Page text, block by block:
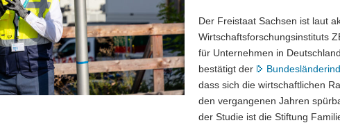
den
Fokus"
Der Freistaat Sachsen ist laut
Wirtschaftsforschungsinstituts
für Unternehmen in
bestätigt der
dass sich die wirtschaftlichen
den vergangenen Jahren
der Studie ist die Stiftung